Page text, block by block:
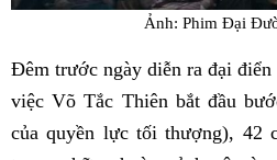
Ảnh: Phim Đại
Đêm trước ngày diễn ra đại
việc Võ Tắc Thiên bắt đầu
của quyền lực tối thượng), 42